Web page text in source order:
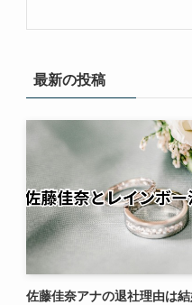
最新の投稿
佐藤佳奈アナの退社理由は